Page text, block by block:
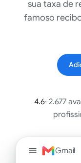
sua taxa de
famoso
4.6· 2.677
Gmail